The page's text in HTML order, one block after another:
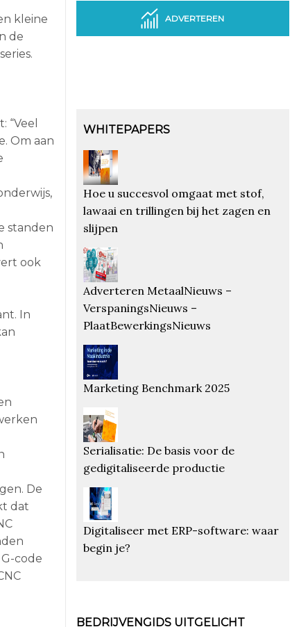
kleine
de
“Veel
Om aan
standen
ook
In
De
dat
code
ADVERTEREN
WHITEPAPERS
Hoe u succesvol omgaat met stof,
lawaai en trillingen bij het zagen en
slijpen
Adverteren MetaalNieuws –
VerspaningsNieuws –
PlaatBewerkingsNieuws
Marketing Benchmark 2025
Serialisatie: De basis voor de
gedigitaliseerde productie
Digitaliseer met ERP-software: waar
begin je?
BEDRIJVENGIDS UITGELICHT